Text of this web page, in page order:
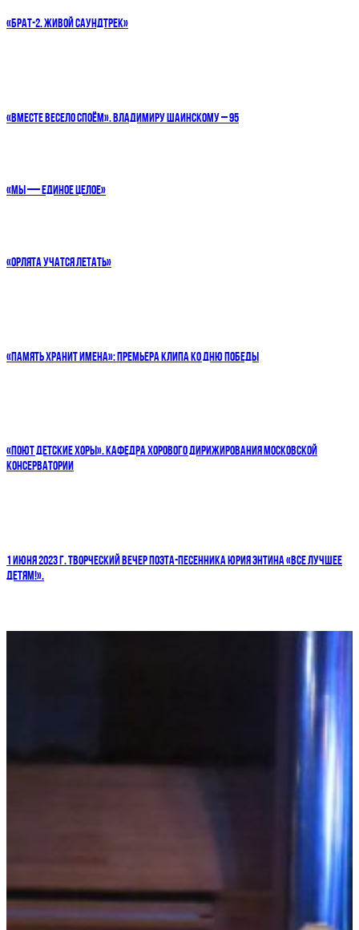
«БРАТ-2. ЖИВОЙ САУНДТРЕК»
«ВМЕСТЕ ВЕСЕЛО СПОЁМ». ВЛАДИМИРУ ШАИНСКОМУ – 95
«МЫ — ЕДИНОЕ ЦЕЛОЕ»
«ОРЛЯТА УЧАТСЯ ЛЕТАТЬ»
«ПАМЯТЬ ХРАНИТ ИМЕНА»: ПРЕМЬЕРА КЛИПА КО ДНЮ ПОБЕДЫ
«ПОЮТ ДЕТСКИЕ ХОРЫ». КАФЕДРА ХОРОВОГО ДИРИЖИРОВАНИЯ МОСКОВСКОЙ
КОНСЕРВАТОРИИ
1 ИЮНЯ 2023 Г. ТВОРЧЕСКИЙ ВЕЧЕР ПОЭТА-ПЕСЕННИКА ЮРИЯ ЭНТИНА «ВСЕ ЛУЧШЕЕ
ДЕТЯМ!».